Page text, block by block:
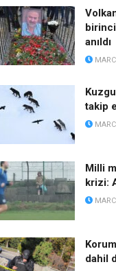
birinci
anıldı
takip
Milli
krizi:
dahil